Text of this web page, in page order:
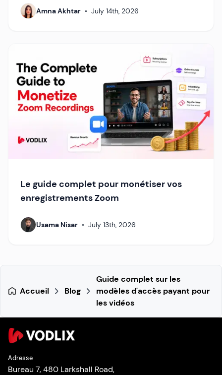
Amna Akhtar • July 14th, 2026
Le guide complet pour monétiser vos
enregistrements Zoom
Usama Nisar • July 13th, 2026
Accueil Blog
Guide complet sur les
modèles d'accès payant pour
les vidéos
Adresse
Bureau 7, 480 Larkshall Road,